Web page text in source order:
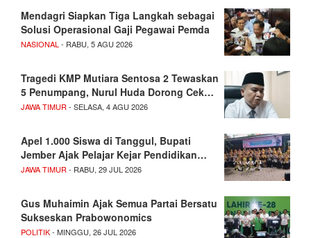
Mendagri Siapkan Tiga Langkah sebagai
Solusi Operasional Gaji Pegawai Pemda
NASIONAL - RABU, 5 AGU 2026
Tragedi KMP Mutiara Sentosa 2 Tewaskan
5 Penumpang, Nurul Huda Dorong Cek…
JAWA TIMUR - SELASA, 4 AGU 2026
Apel 1.000 Siswa di Tanggul, Bupati
Jember Ajak Pelajar Kejar Pendidikan…
JAWA TIMUR - RABU, 29 JUL 2026
Gus Muhaimin Ajak Semua Partai Bersatu
Sukseskan Prabowonomics
POLITIK- MINGGU, 26 JUL 2026